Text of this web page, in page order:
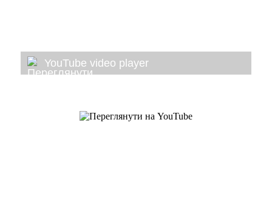
YouTube video player